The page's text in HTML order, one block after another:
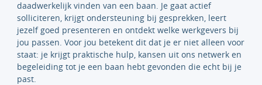
daadwerkelijk vinden van een baan. Je gaat actief
solliciteren, krijgt ondersteuning bij gesprekken, leert
jezelf goed presenteren en ontdekt welke werkgevers bij
jou passen. Voor jou betekent dit dat je er niet alleen voor
staat: je krijgt praktische hulp, kansen uit ons netwerk en
begeleiding tot je een baan hebt gevonden die echt bij je
past.